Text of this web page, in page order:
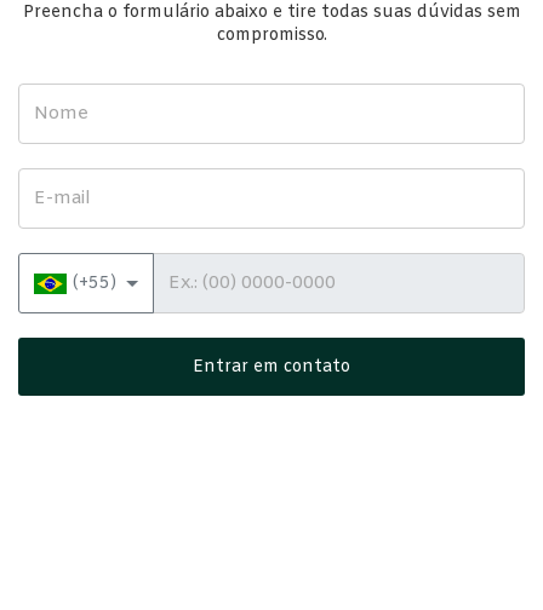
Preencha o formulário abaixo e tire todas suas dúvidas sem
compromisso.
(+55)
Entrar em contato